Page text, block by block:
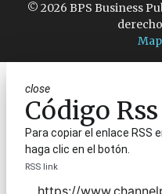
© 2026 BPS Business
close
Código Rss
Para copiar el enlace RSS
haga clic en el botón.
RSS link